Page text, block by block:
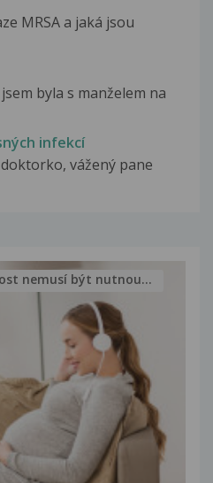
MRSA a jaká jsou
byla s manželem na
infekcí
vážený pane
nemusí být nutnou...